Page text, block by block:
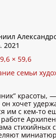
2021
× 59,6
семьи
красоты,
хочет
им с кем-то
стихийных